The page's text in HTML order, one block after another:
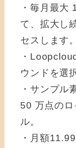
・毎月最大
て、拡大し
セスします。
・
ウンドを選
・サンプル
50 万点の
ル。
・月額